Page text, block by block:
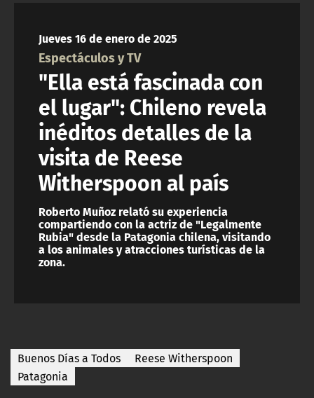
Jueves 16 de enero de 2025
Espectáculos y TV
"Ella está fascinada con
el lugar": Chileno revela
inéditos detalles de la
visita de Reese
Witherspoon al país
Roberto Muñoz relató su experiencia
compartiendo con la actriz de "Legalmente
Rubia" desde la Patagonia chilena, visitando
a los animales y atracciones turísticas de la
zona.
Buenos Días a Todos
Reese Witherspoon
Patagonia